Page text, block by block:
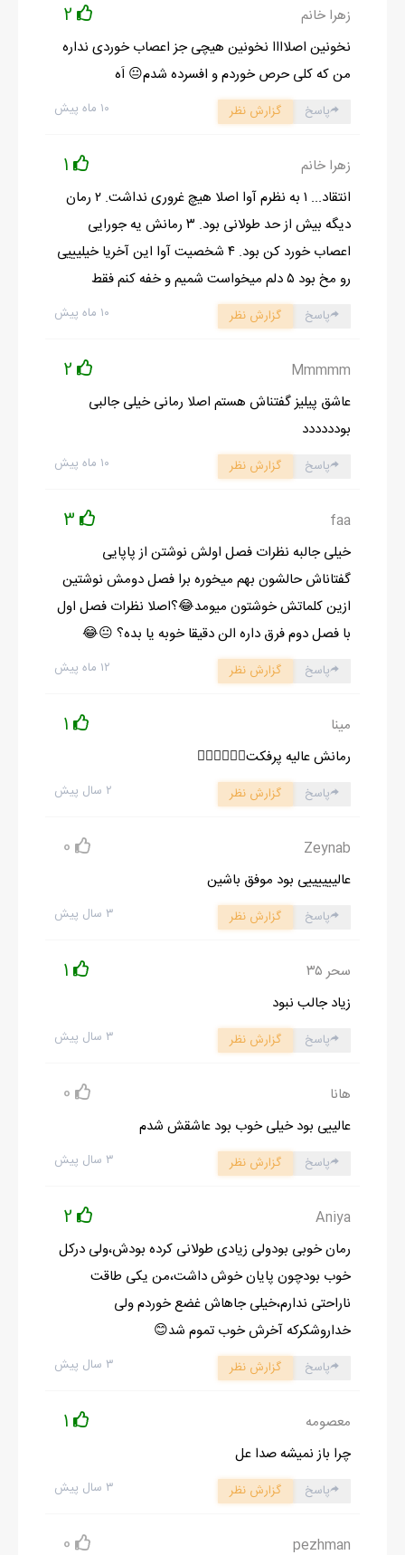
- پس ناهار نخوردي و خوابيدي!!!!
با خنده گفتم:
- آره مثل اين مادربزرگا خوابم برد. راستي ساعت چنده؟
اتابک نگاهي به ساعت مچي ش کرد و گفت:
- واااي نه.... دير شد... ببخشيد زمان از دستم در رفت خوابم برد.
ادامه رمان در اپلیکیشن شروع مطالعه آنلاین رمان
زهرا خانم 2
نخونین اصلاااا نخونین هیچی جز اعصاب خوردی نداره
من که کلی حرص خوردم و افسرده شدم😐 اَه
۱۰ ماه پیش پاسخ گزارش نظر
زهرا خانم 1
انتقاد... ۱ به نظرم آوا اصلا هیچ غروری نداشت. ۲ رمان
دیگه بیش از حد طولانی بود. ۳ رمانش یه جورایی
اعصاب خورد کن بود. ۴ شخصیت آوا این آخریا خیلیییی
رو مخ بود ۵ دلم میخواست شمیم و خفه کنم فقط
۱۰ ماه پیش پاسخ گزارش نظر
Mmmmm
2
عاشق پیلیز گفتناش هستم اصلا رمانی خیلی جالبی
بودددددد
۱۰ ماه پیش پاسخ گزارش نظر
faa
3
خیلی جالبه نظرات فصل اولش نوشتن از پاپایی
گفتاناش حالشون بهم میخوره برا فصل دومش نوشتین
ازین کلماتش خوشتون میومد😂؟اصلا نظرات فصل اول
با فصل دوم فرق داره الن دقیقا خوبه یا بده؟ 😐😂
۱۲ ماه پیش پاسخ گزارش نظر
مینا 1
رمانش عالیه پرفکت👌🏻👌🏻😍🤩
۲ سال پیش پاسخ گزارش نظر
Zeynab
0
عالییییییی بود موفق باشین
۳ سال پیش پاسخ گزارش نظر
سحر ۳۵ 1
زیاد جالب نبود
۳ سال پیش پاسخ گزارش نظر
هانا 0
عالییی بود خیلی خوب بود عاشقش شدم
۳ سال پیش پاسخ گزارش نظر
Aniya
2
رمان خوبی بودولی زیادی طولانی کرده بودش،ولی درکل
خوب بودچون پایان خوش داشت،من یکی طاقت
ناراحتی ندارم،خیلی جاهاش غضع خوردم ولی
خداروشکرکه آخرش خوب تموم شد😊
۳ سال پیش پاسخ گزارش نظر
معصومه 1
چرا باز نمیشه صدا عل
۳ سال پیش پاسخ گزارش نظر
pezhman
0